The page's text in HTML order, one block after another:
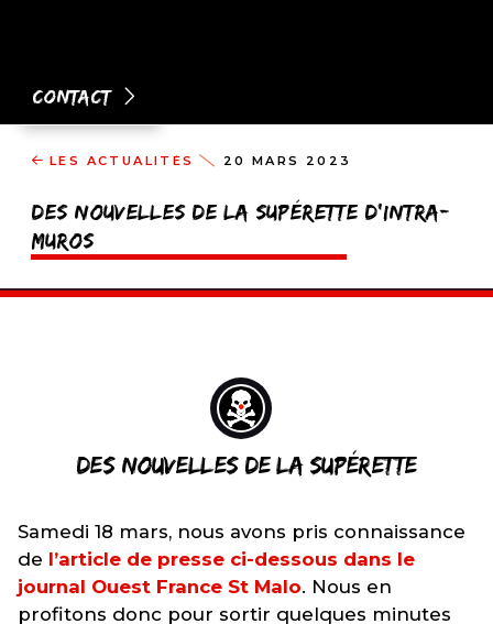
Contact
LES ACTUALITÉS 20 MARS 2023
Des nouvelles de la Supérette d’Intra-
Muros
DES NOUVELLES DE LA SUPÉRETTE
Samedi 18 mars, nous avons pris connaissance
de l’article de presse ci-dessous dans le
journal Ouest France St Malo. Nous en
profitons donc pour sortir quelques minutes